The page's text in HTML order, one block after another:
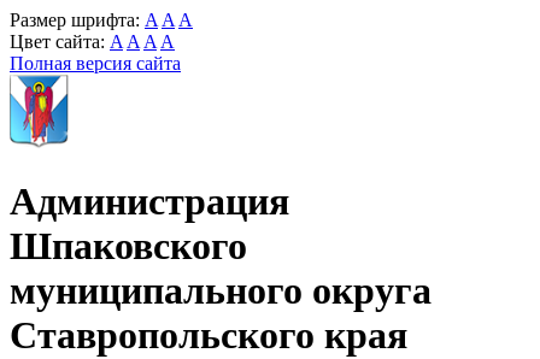
Размер шрифта: A A A
Цвет сайта: A A A A
Полная версия сайта
Администрация
Шпаковского
муниципального округа
Ставропольского края